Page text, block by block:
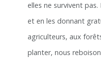
elles ne survivent
et en les donnant
agriculteurs, aux
planter, nous